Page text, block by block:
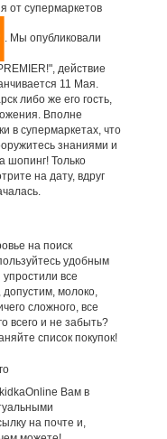
от супермаркетов
. Мы опубликовали
действие
11 Мая.
либо же его гость,
Вполне
в супермаркетах, что
знаниями и
шопинг! Только
на дату, вдруг
на поиск
удобным
все
молоко,
сложного, все
всего и не забыть?
список покупок!
Вам в
на почте и,